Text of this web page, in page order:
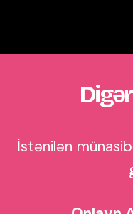
İstənilən